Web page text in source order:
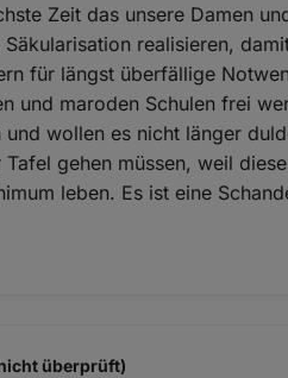
Zeit das unsere Damen
realisieren,
für längst überfällige
und maroden Schulen frei
und wollen es nicht länger
Tafel gehen müssen, weil
leben. Es ist eine
überprüft)